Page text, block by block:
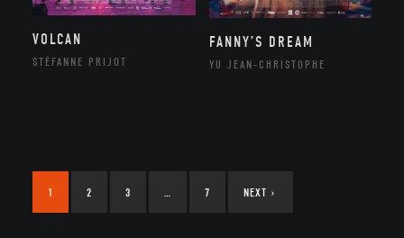
VOLCAN
STÉFANNE PRIJOT
FANNY’S DREAM
YU JEAN-CHRISTOPHE
1 2 3 7 NEXT ›